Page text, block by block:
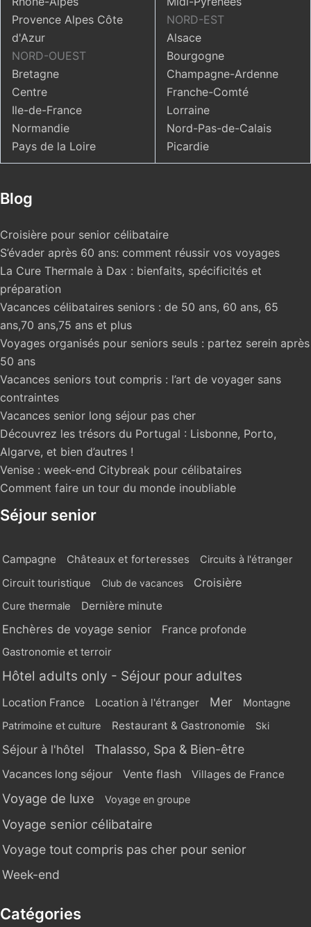
Provence Alpes Côte
d'Azur
NORD-OUEST
Bretagne
Centre
Ile-de-France
Normandie
Pays de la Loire
NORD-EST
Alsace
Bourgogne
Champagne-Ardenne
Franche-Comté
Lorraine
Nord-Pas-de-Calais
Picardie
Blog
Croisière pour senior célibataire
S’évader après 60 ans: comment réussir vos voyages
La Cure Thermale à Dax : bienfaits, spécificités et
préparation
Vacances célibataires seniors : de 50 ans, 60 ans, 65
ans,70 ans,75 ans et plus
Voyages organisés pour seniors seuls : partez serein après
50 ans
Vacances seniors tout compris : l’art de voyager sans
contraintes
Vacances senior long séjour pas cher
Découvrez les trésors du Portugal : Lisbonne, Porto,
Algarve, et bien d’autres !
Venise : week-end Citybreak pour célibataires
Comment faire un tour du monde inoubliable
Séjour senior
Campagne Châteaux et forteresses
Circuits à l'étranger
Circuit touristique
Club de vacances Croisière
Cure thermale Dernière minute
Enchères de voyage senior
France profonde
Gastronomie et terroir
Hôtel adults only - Séjour pour adultes
Location France Location à l'étranger Mer Montagne
Patrimoine et culture Restaurant & Gastronomie Ski
Séjour à l'hôtel Thalasso, Spa & Bien-être
Vacances long séjour Vente flash Villages de France
Voyage de luxe Voyage en groupe
Voyage senior célibataire
Voyage tout compris pas cher pour senior
Week-end
Catégories